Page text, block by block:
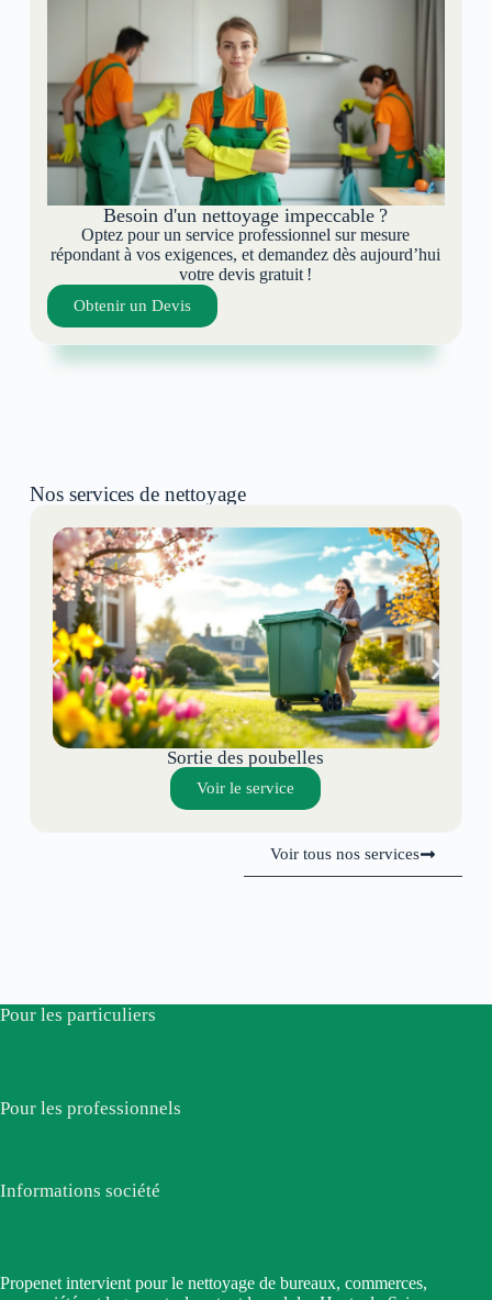
Besoin d'un nettoyage impeccable ?
Optez pour un service professionnel sur mesure
répondant à vos exigences, et demandez dès aujourd’hui
votre devis gratuit !
Obtenir un Devis
Nos services de nettoyage
Sortie des poubelles
Voir le service
Voir tous nos services
Pour les particuliers
Pour les professionnels
Informations société
Propenet intervient pour le nettoyage de bureaux, commerces,